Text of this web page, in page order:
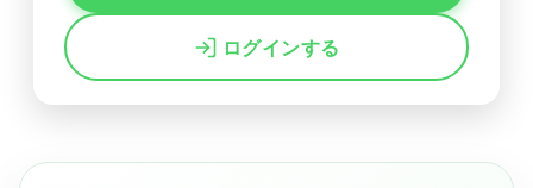
ログインする